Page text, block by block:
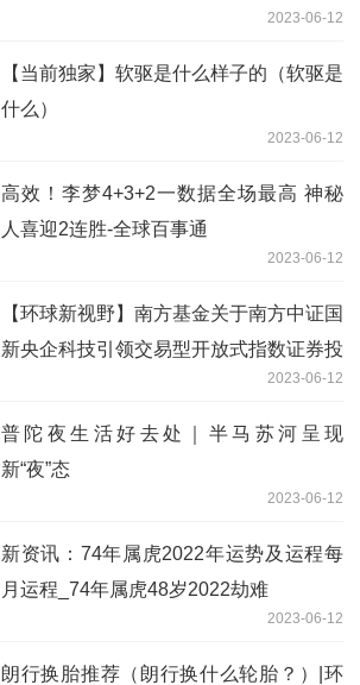
2023-06-12
【当前独家】软驱是什么样子的（软驱是
什么）
2023-06-12
高效！李梦4+3+2一数据全场最高 神秘
人喜迎2连胜-全球百事通
2023-06-12
【环球新视野】南方基金关于南方中证国
新央企科技引领交易型开放式指数证券投
资基金增加部分券商为网下现金发售代理
机构的公告
2023-06-12
普陀夜生活好去处｜半马苏河呈现
新“夜”态
2023-06-12
新资讯：74年属虎2022年运势及运程每
月运程_74年属虎48岁2022劫难
2023-06-12
朗行换胎推荐（朗行换什么轮胎？）|环